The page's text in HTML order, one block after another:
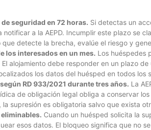
seguridad en 72 horas. Si detectas un
notificar a la AEPD. Incumplir este plazo se
detecte la brecha, evalúe el riesgo y
los interesados en un mes. Los huéspedes
alojamiento debe responder en un plazo
los datos del huésped en todos los
RD 933/2021 durante tres años. La
de obligación legal obliga a conservar
la supresión es obligatoria salvo que exista
Cuando un huésped solicita la
esos datos. El bloqueo significa que no